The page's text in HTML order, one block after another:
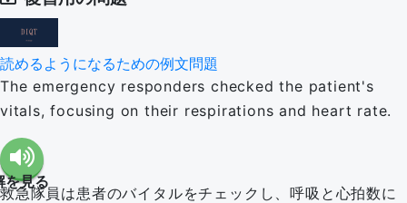
読めるようになるための例文問題
The emergency responders checked the patient's
vitals, focusing on their respirations and heart rate.
を見る
救急隊員は患者のバイタルをチェックし、呼吸と心拍数に